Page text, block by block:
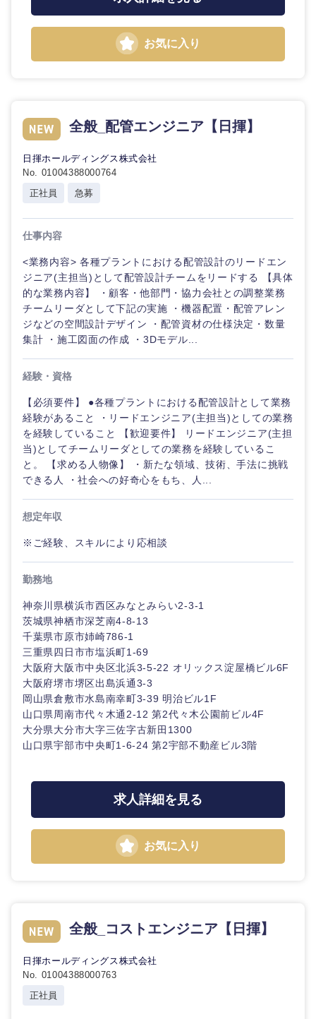
岐阜県 静岡県
愛知県 三重県
お気に入り
全般_配管エンジニア【日揮】
日揮ホールディングス株式会社
No. 01004388000764
正社員
急募
仕事内容
<業務内容> 各種プラントにおける配管設計のリードエン
ジニア(主担当)として配管設計チームをリードする 【具体
的な業務内容】 ・顧客・他部門・協力会社との調整業務
チームリーダとして下記の実施 ・機器配置・配管アレン
ジなどの空間設計デザイン ・配管資材の仕様決定・数量
集計 ・施工図面の作成 ・3Dモデル...
経験・資格
【必須要件】 ●各種プラントにおける配管設計として業務
経験があること ・リードエンジニア(主担当)としての業務
を経験していること 【歓迎要件】 リードエンジニア(主担
当)としてチームリーダとしての業務を経験しているこ
と。 【求める人物像】 ・新たな領域、技術、手法に挑戦
できる人 ・社会への好奇心をもち、人...
想定年収
※ご経験、スキルにより応相談
勤務地
神奈川県横浜市西区みなとみらい2-3-1
茨城県神栖市深芝南4-8-13
千葉県市原市姉崎786-1
三重県四日市市塩浜町1-69
大阪府大阪市中央区北浜3-5-22 オリックス淀屋橋ビル6F
大阪府堺市堺区出島浜通3-3
岡山県倉敷市水島南幸町3-39 明治ビル1F
山口県周南市代々木通2-12 第2代々木公園前ビル4F
大分県大分市大字三佐字古新田1300
山口県宇部市中央町1-6-24 第2宇部不動産ビル3階
求人詳細を見る
お気に入り
全般_コストエンジニア【日揮】
日揮ホールディングス株式会社
No. 01004388000763
正社員